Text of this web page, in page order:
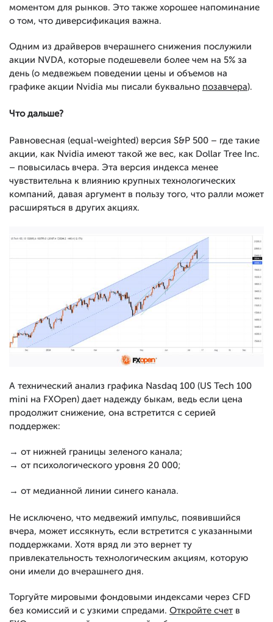
моментом для рынков. Это также хорошее напоминание
о том, что диверсификация важна.
Одним из драйверов вчерашнего снижения послужили
акции NVDA, которые подешевели более чем на 5% за
день (о медвежьем поведении цены и объемов на
графике акции Nvidia мы писали буквально позавчера).
Что дальше?
Равновесная (equal-weighted) версия S&P 500 – где такие
акции, как Nvidia имеют такой же вес, как Dollar Tree Inc.
– повысилась вчера. Эта версия индекса менее
чувствительна к влиянию крупных технологических
компаний, давая аргумент в пользу того, что ралли может
расширяться в других акциях.
А технический анализ графика Nasdaq 100 (US Tech 100
mini на FXOpen) дает надежду быкам, ведь если цена
продолжит снижение, она встретится с серией
поддержек:
→ от нижней границы зеленого канала;
→ от психологического уровня 20 000;
→ от медианной линии синего канала.
Не исключено, что медвежий импульс, появившийся
вчера, может иссякнуть, если встретится с указанными
поддержками. Хотя вряд ли это вернет ту
привлекательность технологическим акциям, которую
они имели до вчерашнего дня.
Торгуйте мировыми фондовыми индексами через CFD
без комиссий и с узкими спредами. Откройте счет в